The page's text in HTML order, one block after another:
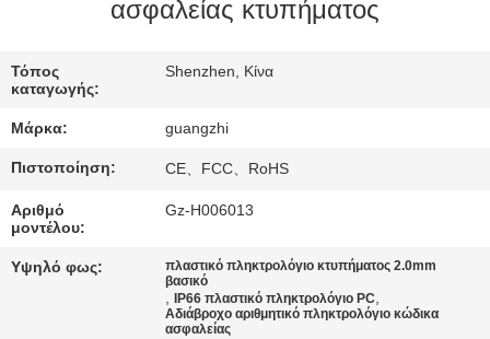
ΈΛΕΓΧΟΣ
ΜΑΣ
ΕΛΆΤΕ
ΕΠΑΦΉ
ΜΕ
ασφαλείας κτυπήματος
Τόπος
καταγωγής:
Shenzhen, Κίνα
Μάρκα: guangzhi
Πιστοποίηση: CE、FCC、RoHS
Αριθμό
μοντέλου:
Gz-H006013
Υψηλό φως:
πλαστικό πληκτρολόγιο κτυπήματος 2.0mm
βασικό
, IP66 πλαστικό πληκτρολόγιο PC,
Αδιάβροχο αριθμητικό πληκτρολόγιο κώδικα
ασφαλείας